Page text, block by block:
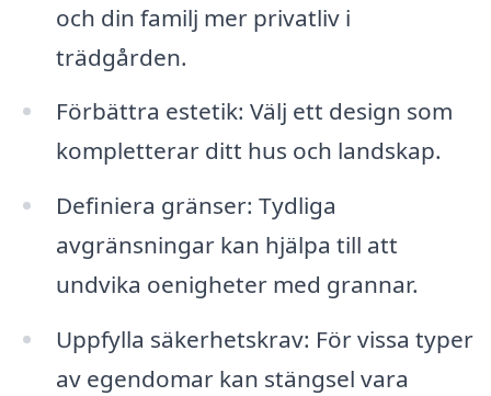
och din familj mer privatliv i
trädgården.
Förbättra estetik: Välj ett design som
kompletterar ditt hus och landskap.
Definiera gränser: Tydliga
avgränsningar kan hjälpa till att
undvika oenigheter med grannar.
Uppfylla säkerhetskrav: För vissa typer
av egendomar kan stängsel vara